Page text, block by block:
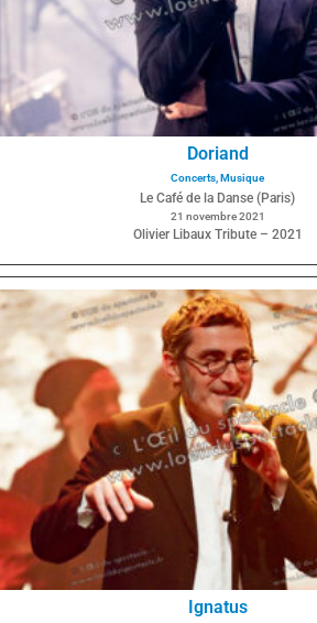
Doriand
Concerts, Musique
Le Café de la Danse (Paris)
21 novembre 2021
Olivier Libaux Tribute – 2021
Ignatus